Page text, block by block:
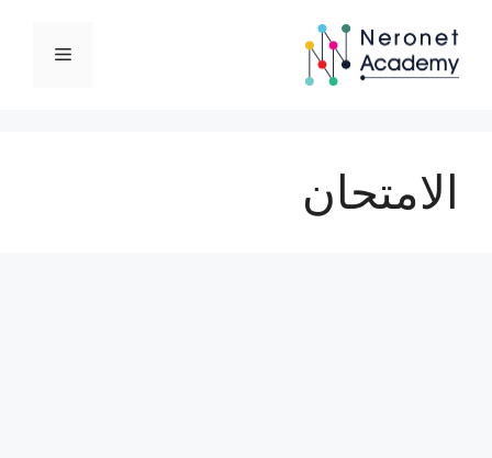
المحتوى
القائمة
الامتحان